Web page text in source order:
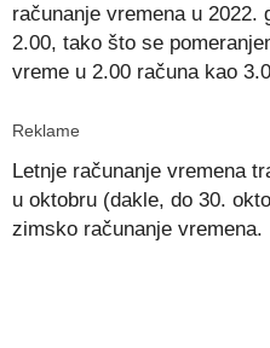
računanje vremena u 2022.
2.00, tako što se
vreme u 2.00 računa kao
Reklame
Letnje računanje vremena
u oktobru (dakle, do 30.
zimsko računanje vremena.